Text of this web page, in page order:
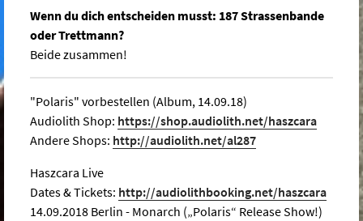
Wenn du dich entscheiden musst: 187 Strassenbande
oder Trettmann?
Beide zusammen!
"Polaris" vorbestellen (Album, 14.09.18)
Audiolith Shop: https://shop.audiolith.net/haszcara
Andere Shops: http://audiolith.net/al287
Haszcara Live
Dates & Tickets: http://audiolithbooking.net/haszcara
14.09.2018 Berlin - Monarch („Polaris“ Release Show!)